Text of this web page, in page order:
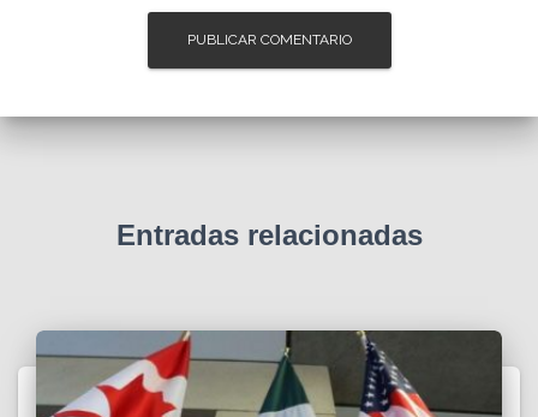
Entradas relacionadas